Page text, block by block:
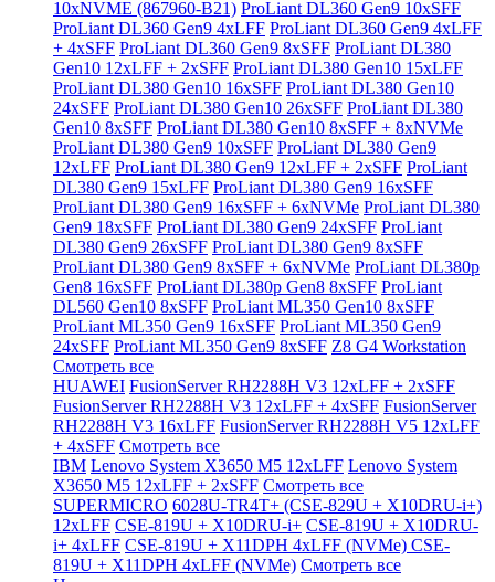
10xNVME (867960-B21) ProLiant DL360 Gen9 10xSFF
ProLiant DL360 Gen9 4xLFF ProLiant DL360 Gen9 4xLFF
+ 4xSFF ProLiant DL360 Gen9 8xSFF ProLiant DL380
Gen10 12xLFF + 2xSFF ProLiant DL380 Gen10 15xLFF
ProLiant DL380 Gen10 16xSFF ProLiant DL380 Gen10
24xSFF ProLiant DL380 Gen10 26xSFF ProLiant DL380
Gen10 8xSFF ProLiant DL380 Gen10 8xSFF + 8xNVMe
ProLiant DL380 Gen9 10xSFF ProLiant DL380 Gen9
12xLFF ProLiant DL380 Gen9 12xLFF + 2xSFF ProLiant
DL380 Gen9 15xLFF ProLiant DL380 Gen9 16xSFF
ProLiant DL380 Gen9 16xSFF + 6xNVMe ProLiant DL380
Gen9 18xSFF ProLiant DL380 Gen9 24xSFF ProLiant
DL380 Gen9 26xSFF ProLiant DL380 Gen9 8xSFF
ProLiant DL380 Gen9 8xSFF + 6xNVMe ProLiant DL380p
Gen8 16xSFF ProLiant DL380p Gen8 8xSFF ProLiant
DL560 Gen10 8xSFF ProLiant ML350 Gen10 8xSFF
ProLiant ML350 Gen9 16xSFF ProLiant ML350 Gen9
24xSFF ProLiant ML350 Gen9 8xSFF Z8 G4 Workstation
Смотреть все
HUAWEI FusionServer RH2288H V3 12xLFF + 2xSFF
FusionServer RH2288H V3 12xLFF + 4xSFF FusionServer
RH2288H V3 16xLFF FusionServer RH2288H V5 12xLFF
+ 4xSFF Смотреть все
IBM Lenovo System X3650 M5 12xLFF Lenovo System
X3650 M5 12xLFF + 2xSFF Смотреть все
SUPERMICRO 6028U-TR4T+ (CSE-829U + X10DRU-i+)
12xLFF CSE-819U + X10DRU-i+ CSE-819U + X10DRU-
i+ 4xLFF CSE-819U + X11DPH 4xLFF (NVMe) CSE-
819U + X11DPH 4xLFF (NVMe) Смотреть все